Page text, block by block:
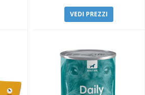
VEDI PREZZI